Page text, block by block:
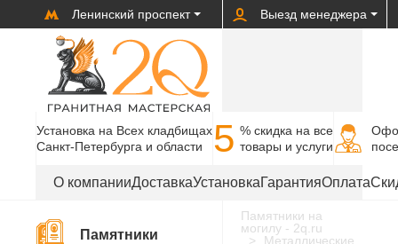
Ленинский проспект Выезд менеджера
Установка на Всех кладбищах
Санкт-Петербурга и области
5 % cкидка на все
товары и услуги
О компанииДоставкаУстановкаГарантияОплата
Памятники на
могилу - 2q.ru
Металлические
Памятники